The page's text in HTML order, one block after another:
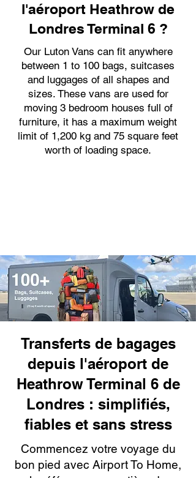
l'aéroport Heathrow de
Londres Terminal 6 ?
Our Luton Vans can fit anywhere
between 1 to 100 bags, suitcases
and luggages of all shapes and
sizes. These vans are used for
moving 3 bedroom houses full of
furniture, it has a maximum weight
limit of 1,200 kg and 75 square feet
worth of loading space.
Transferts de bagages
depuis l'aéroport de
Heathrow Terminal 6 de
Londres : simplifiés,
fiables et sans stress
Commencez votre voyage du
bon pied avec Airport To Home,